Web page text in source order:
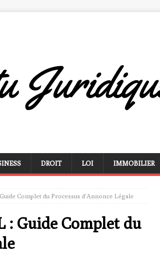
DROIT LOI IMMOBILIER
Complet du Processus d’Annonce Légale
: Guide Complet du